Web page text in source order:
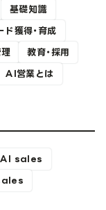
基礎知識
ド獲得・育成
教育・採用
AI営業とは
AI sales